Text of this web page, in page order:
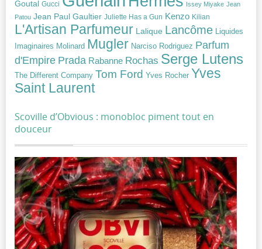
Goutal Gucci Issey Miyake Jean
Patou Jean Paul Gaultier Juliette Has a Gun Kenzo Kilian
L'Artisan Parfumeur Lalique Lancôme Liquides
Imaginaires Molinard Mugler Narciso Rodriguez Parfum
d'Empire Prada Rabanne Rochas Serge Lutens
The Different Company Tom Ford Yves Rocher Yves
Saint Laurent
Scoville d’Obvious : monobloc piment tout en
douceur